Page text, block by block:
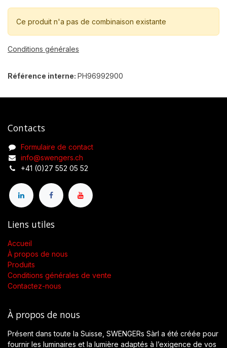
Ce produit n'a pas de combinaison existante
Conditions générales
Référence interne: PH96992900
Contacts
Formulaire de contact
info@swengers.ch
+41 (0)27 552 05 52
Liens utiles
Accueil
À propos de nous
Produits
Conditions générales de vente
Contactez-nous
À propos de nous
Présent dans toute la Suisse, SWENGERs Sàrl a été créée pour
fournir les luminaires et la lumière adaptés à l’exigence de vos